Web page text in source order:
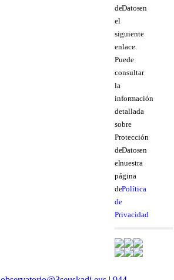
de Datos en
el
siguiente
enlace.
Puede
consultar
la
información
detallada
sobre
Protección
de Datos en
el nuestra
página
dePolítica
de
Privacidad